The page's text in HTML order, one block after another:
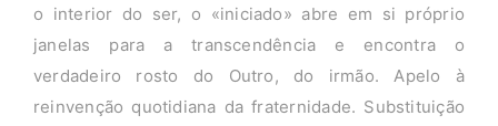
o interior do ser, o «iniciado» abre em si próprio
janelas para a transcendência e encontra o
verdadeiro rosto do Outro, do irmão. Apelo à
reinvenção quotidiana da fraternidade. Substituição